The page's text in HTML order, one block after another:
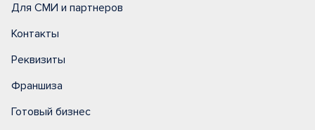
Для СМИ и партнеров
Контакты
Реквизиты
Франшиза
Готовый бизнес